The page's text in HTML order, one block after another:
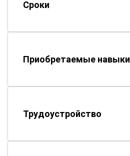
Сроки
Приобретаемые навыки
Трудоустройство